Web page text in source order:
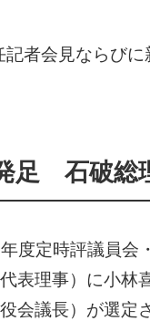
者会見ならび
足 石破総
度定時評議員
表理事）に小
会議長）が選